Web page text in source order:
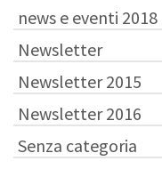
news e eventi 2018
Newsletter
Newsletter 2015
Newsletter 2016
Senza categoria